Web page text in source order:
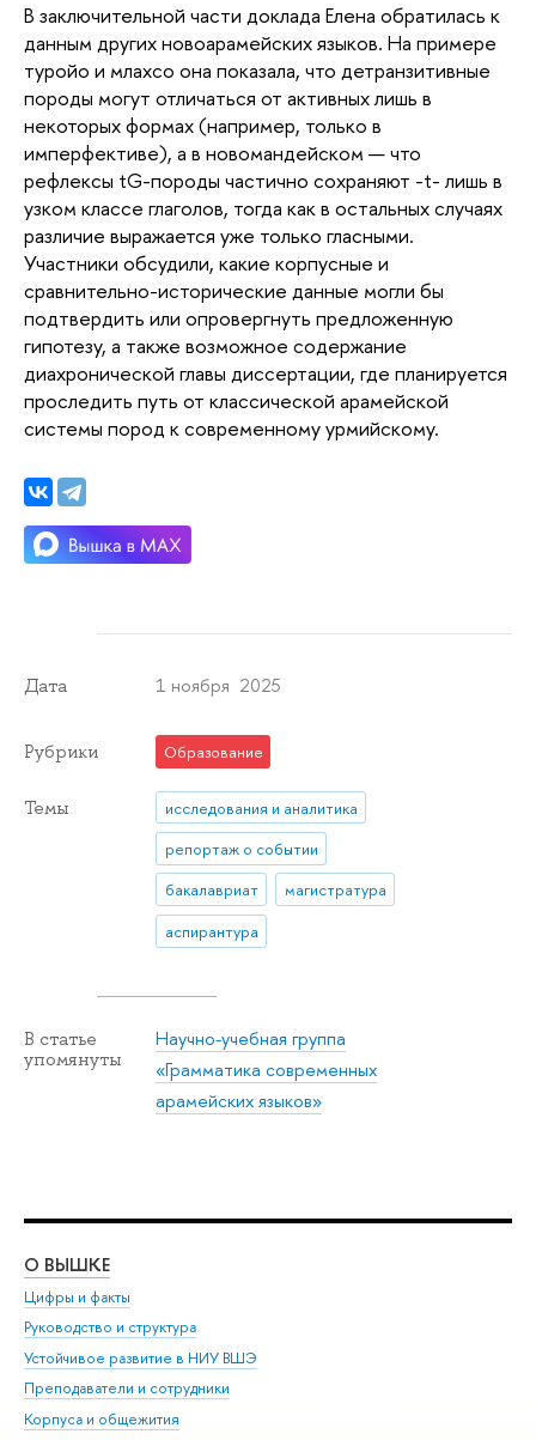
В заключительной части доклада Елена обратилась к
данным других новоарамейских языков. На примере
туройо и млахсо она показала, что детранзитивные
породы могут отличаться от активных лишь в
некоторых формах (например, только в
имперфективе), а в новомандейском — что
рефлексы tG-породы частично сохраняют -t- лишь в
узком классе глаголов, тогда как в остальных случаях
различие выражается уже только гласными.
Участники обсудили, какие корпусные и
сравнительно-исторические данные могли бы
подтвердить или опровергнуть предложенную
гипотезу, а также возможное содержание
диахронической главы диссертации, где планируется
проследить путь от классической арамейской
системы пород к современному урмийскому.
Дата 1 ноября 2025
Рубрики Образование
Темы
исследования и аналитика
репортаж о событии
бакалавриат
магистратура
аспирантура
В статье
упомянуты
Научно-учебная группа
«Грамматика современных
арамейских языков»
О ВЫШКЕ
Цифры и факты
Руководство и структура
Устойчивое развитие в НИУ ВШЭ
Преподаватели и сотрудники
Корпуса и общежития